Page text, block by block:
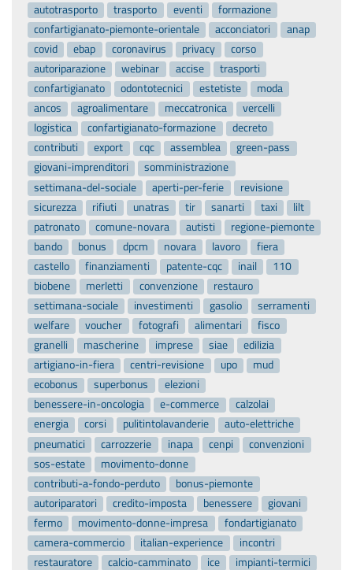
autotrasporto trasporto eventi
formazione
confartigianato-piemonte-orientale
acconciatori
anap
covid
ebap coronavirus privacy
corso
autoriparazione
webinar accise
trasporti
confartigianato
odontotecnici estetiste
moda
ancos
agroalimentare meccatronica
vercelli
logistica
confartigianato-formazione
decreto
contributi
export cqc assemblea
green-pass
giovani-imprenditori
somministrazione
settimana-del-sociale
aperti-per-ferie
revisione
sicurezza
rifiuti unatras tir sanarti taxi
lilt
patronato
comune-novara autisti
regione-piemonte
bando
bonus dpcm novara lavoro
fiera
castello
finanziamenti patente-cqc inail
110
biobene
merletti convenzione
restauro
settimana-sociale
investimenti gasolio
serramenti
welfare
voucher fotografi alimentari
fisco
granelli
mascherine imprese siae
edilizia
artigiano-in-fiera
centri-revisione upo
mud
ecobonus
superbonus
elezioni
benessere-in-oncologia
e-commerce
calzolai
energia
corsi pulitintolavanderie
auto-elettriche
pneumatici
carrozzerie inapa cenpi
convenzioni
sos-estate
movimento-donne
contributi-a-fondo-perduto
bonus-piemonte
autoriparatori
credito-imposta benessere
giovani
fermo
movimento-donne-impresa
fondartigianato
camera-commercio
italian-experience
incontri
restauratore
calcio-camminato ice impianti-termici